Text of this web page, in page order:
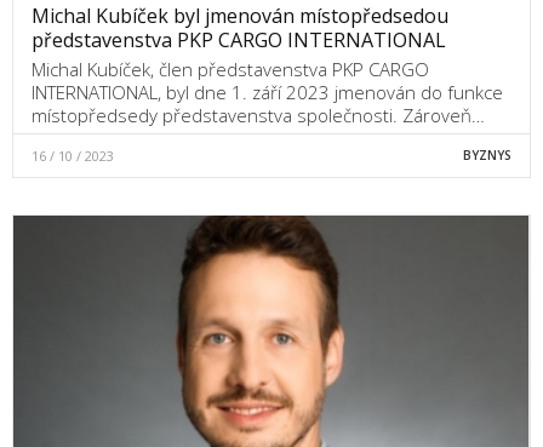
Michal Kubíček byl jmenován místopředsedou
představenstva PKP CARGO INTERNATIONAL
Michal Kubíček, člen představenstva PKP CARGO
INTERNATIONAL, byl dne 1. září 2023 jmenován do funkce
místopředsedy představenstva společnosti. Zároveň…
16 / 10 / 2023 BYZNYS